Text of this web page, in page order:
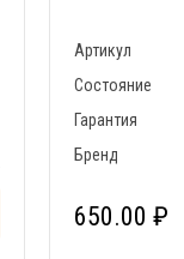
Артикул
Состояние
Гарантия
Бренд
650.00 ₽